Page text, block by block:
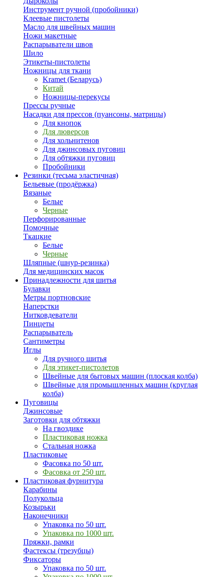
Инструмент ручной (пробойники)
Клеевые пистолеты
Масло для швейных машин
Ножи макетные
Распарыватели швов
Шило
Этикеты-пистолеты
Ножницы для ткани
Kramet (Беларусь)
Китай
Ножницы-перекусы
Прессы ручные
Насадки для прессов (пуансоны, матрицы)
Для кнопок
Для люверсов
Для хольнитенов
Для джинсовых пуговиц
Для обтяжки пуговиц
Пробойники
Резинки (тесьма эластичная)
Бельевые (продёржка)
Вязаные
Белые
Черные
Перфорированные
Помочные
Ткацкие
Белые
Черные
Шляпные (шнур-резинка)
Для медицинских масок
Принадлежности для шитья
Булавки
Метры портновские
Наперстки
Нитковдеватели
Пинцеты
Распарыватель
Сантиметры
Иглы
Для ручного шитья
Для этикет-пистолетов
Швейные для бытовых машин (плоская колба)
Швейные для промышленных машин (круглая
колба)
Пуговицы
Джинсовые
Заготовки для обтяжки
На гвоздике
Пластиковая ножка
Стальная ножка
Пластиковые
Фасовка по 50 шт.
Фасовка от 250 шт.
Пластиковая фурнитура
Карабины
Полукольца
Козырьки
Наконечники
Упаковка по 50 шт.
Упаковка по 1000 шт.
Пряжки, рамки
Фастексы (трезубцы)
Фиксаторы
Упаковка по 50 шт.